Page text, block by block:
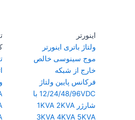
اینورتر
ولتاژ باتری اینورتر
موج سینوسی خالص
خارج از شبکه
فرکانس پایین ولتاژ
12/24/48/96VDC با
شارژر 1KVA 2KVA
3KVA 4KVA 5KVA